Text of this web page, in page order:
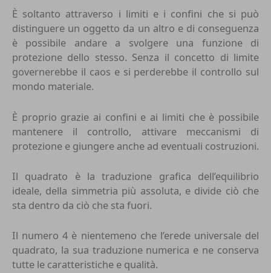
È soltanto attraverso i limiti e i confini che si può
distinguere un oggetto da un altro e di conseguenza
è possibile andare a svolgere una funzione di
protezione dello stesso. Senza il concetto di limite
governerebbe il caos e si perderebbe il controllo sul
mondo materiale.
È proprio grazie ai confini e ai limiti che è possibile
mantenere il controllo, attivare meccanismi di
protezione e giungere anche ad eventuali costruzioni.
Il quadrato è la traduzione grafica dell’equilibrio
ideale, della simmetria più assoluta, e divide ciò che
sta dentro da ciò che sta fuori.
Il numero 4 è nientemeno che l’erede universale del
quadrato, la sua traduzione numerica e ne conserva
tutte le caratteristiche e qualità.